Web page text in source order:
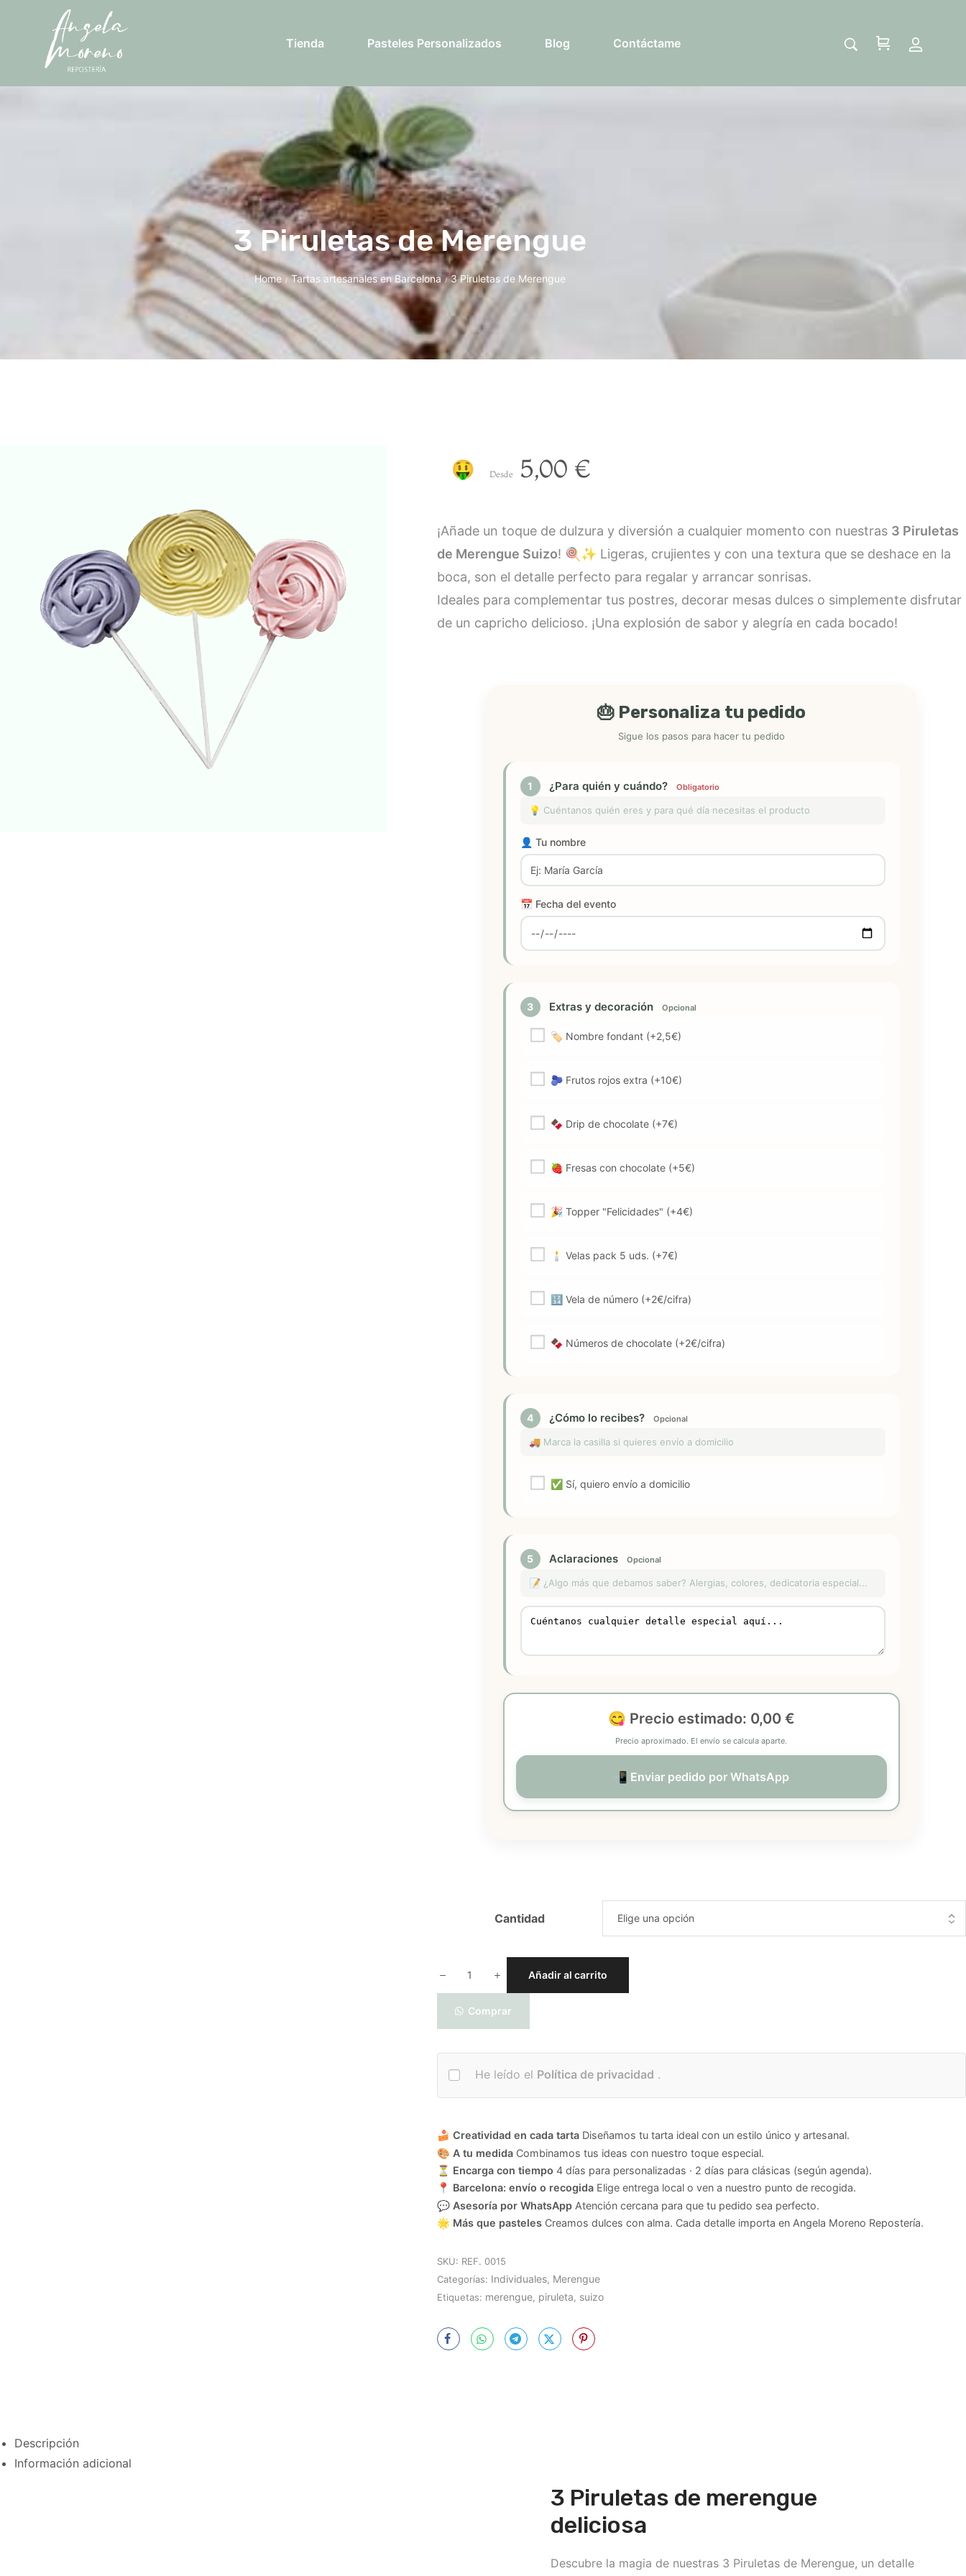
Tienda Pasteles Personalizados Blog Contáctame
3 Piruletas de Merengue
Home / Tartas artesanales en Barcelona / 3 Piruletas de Merengue
🤑 Desde 5,00 €
¡Añade un toque de dulzura y diversión a cualquier momento con nuestras 3 Piruletas
de Merengue Suizo! 🍭✨ Ligeras, crujientes y con una textura que se deshace en la
boca, son el detalle perfecto para regalar y arrancar sonrisas.
Ideales para complementar tus postres, decorar mesas dulces o simplemente disfrutar
de un capricho delicioso. ¡Una explosión de sabor y alegría en cada bocado!
🎂 Personaliza tu pedido
Sigue los pasos para hacer tu pedido
1 ¿Para quién y cuándo? Obligatorio
💡 Cuéntanos quién eres y para qué día necesitas el producto
👤 Tu nombre
📅 Fecha del evento
3 Extras y decoración Opcional
🏷️ Nombre fondant (+2,5€)
🫐 Frutos rojos extra (+10€)
🍫 Drip de chocolate (+7€)
🍓 Fresas con chocolate (+5€)
🎉 Topper "Felicidades" (+4€)
🕯️ Velas pack 5 uds. (+7€)
🔢 Vela de número (+2€/cifra)
🍫 Números de chocolate (+2€/cifra)
4 ¿Cómo lo recibes? Opcional
🚚 Marca la casilla si quieres envío a domicilio
✅ Sí, quiero envío a domicilio
5 Aclaraciones Opcional
📝 ¿Algo más que debamos saber? Alergias, colores, dedicatoria especial...
😋 Precio estimado: 0,00 €
Precio aproximado. El envío se calcula aparte.
📲 Enviar pedido por WhatsApp
Cantidad
Añadir al carrito
Comprar
He leído el Política de privacidad .
🍰 Creatividad en cada tartaDiseñamos tu tarta ideal con un estilo único y artesanal.
🎨 A tu medidaCombinamos tus ideas con nuestro toque especial.
⏳ Encarga con tiempo 4 días para personalizadas · 2 días para clásicas (según agenda).
📍 Barcelona: envío o recogidaElige entrega local o ven a nuestro punto de recogida.
💬 Asesoría por WhatsAppAtención cercana para que tu pedido sea perfecto.
🌟 Más que pastelesCreamos dulces con alma. Cada detalle importa en Angela Moreno Repostería.
SKU: REF. 0015
Categorías: Individuales, Merengue
Etiquetas: merengue, piruleta suizo
Descripción
Información adicional
3 Piruletas de merengue
deliciosa
Descubre la magia de nuestras 3 Piruletas de Merengue, un detalle